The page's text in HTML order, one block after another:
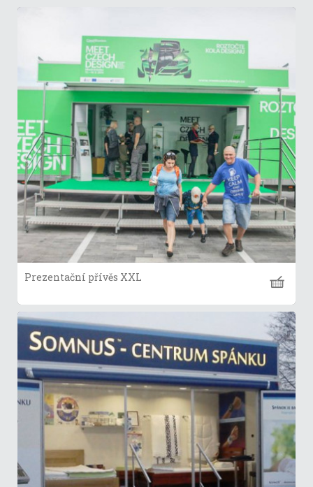
Prezentační přívěs XXL